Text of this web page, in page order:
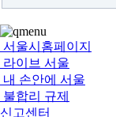
서울시홈페이지
라이브 서울
내 손안에 서울
불합리 규제
신고센터